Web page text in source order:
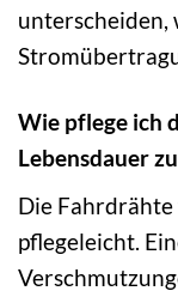
unterscheiden,
Wie pflege ich
Lebensdauer
Die
pflegeleicht.